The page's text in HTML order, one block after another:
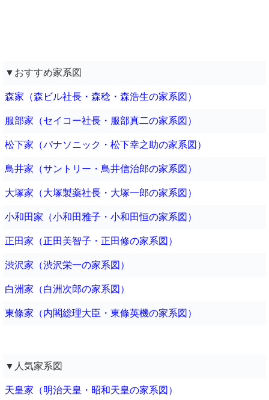
▼おすすめ家系図
森家（森ビル社長・森稔・森浩生の家系図）
服部家（セイコー社長・服部真二の家系図）
松下家（パナソニック・松下幸之助の家系図）
鳥井家（サントリー・鳥井信治郎の家系図）
大塚家（大塚製薬社長・大塚一郎の家系図）
小和田家（小和田雅子・小和田恒の家系図）
正田家（正田美智子・正田修の家系図）
渋沢家（渋沢栄一の家系図）
白洲家（白洲次郎の家系図）
東條家（内閣総理大臣・東條英機の家系図）
▼人気家系図
天皇家（明治天皇・昭和天皇の家系図）